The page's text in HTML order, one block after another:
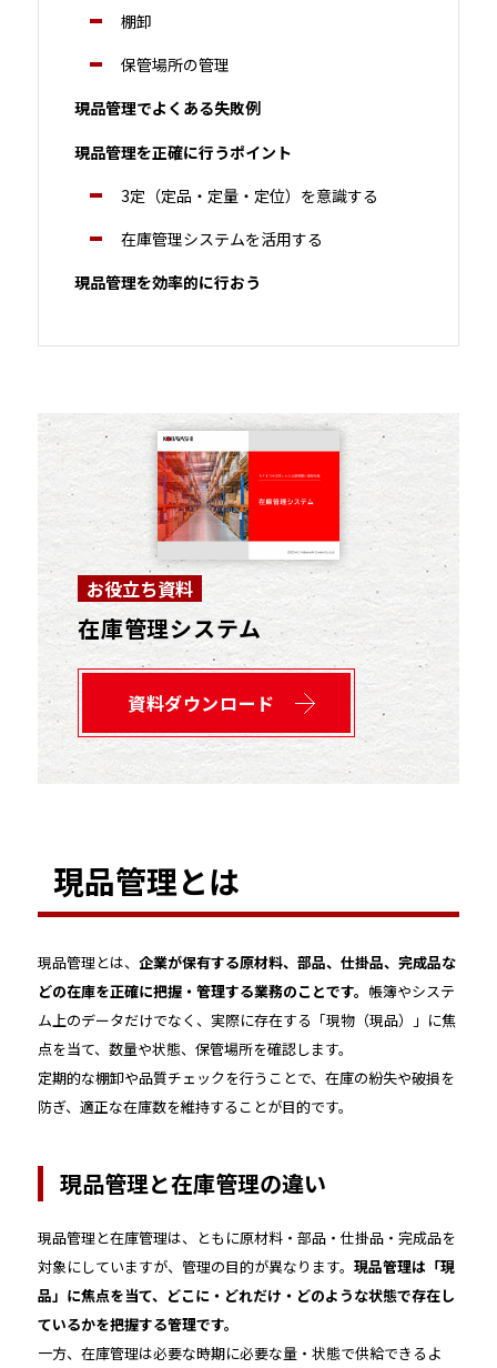
棚卸
保管場所の管理
現品管理でよくある失敗例
現品管理を正確に行うポイント
3定（定品・定量・定位）を意識する
在庫管理システムを活用する
現品管理を効率的に行おう
お役立ち資料
在庫管理システム
資料ダウンロード
現品管理とは
現品管理とは、 企業が保有する原材料、部品、仕掛品、完成品な
どの在庫を正確に把握・管理する業務のことです。 帳簿やシステ
ム上のデータだけでなく、実際に存在する「現物（現品）」に焦
点を当て、数量や状態、保管場所を確認します。
定期的な棚卸や品質チェックを行うことで、在庫の紛失や破損を
防ぎ、適正な在庫数を維持することが目的です。
現品管理と在庫管理の違い
現品管理と在庫管理は、ともに原材料・部品・仕掛品・完成品を
対象にしていますが、管理の目的が異なります。 現品管理は「現
品」に焦点を当て、どこに・どれだけ・どのような状態で存在し
ているかを把握する管理です。
一方、在庫管理は必要な時期に必要な量・状態で供給できるよ